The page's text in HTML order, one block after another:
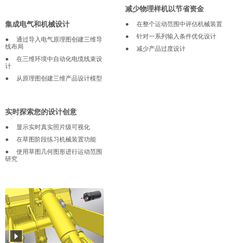
集成电气和机械设计
●
通过导入电气原理图创建三维导
线布局
●
在三维环境中自动化电缆线束设
计
●
从原理图创建三维产品设计模型
实时探索您的设计创意
●
显示实时真实照片级可视化
●
在草图阶段练习机械装置功能
●
使用草图几何图形进行运动范围
研究
减少物理样机以节省资金
●
在整个运动范围中评估机械装置
●
针对一系列输入条件优化设计
●
减少产品过度设计